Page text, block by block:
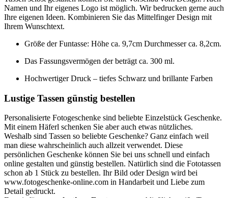
Namen und Ihr eigenes Logo ist möglich. Wir bedrucken gerne auch
Ihre eigenen Ideen. Kombinieren Sie das Mittelfinger Design mit
Ihrem Wunschtext.
Größe der Funtasse: Höhe ca. 9,7cm Durchmesser ca. 8,2cm.
Das Fassungsvermögen der beträgt ca. 300 ml.
Hochwertiger Druck – tiefes Schwarz und brillante Farben
Lustige Tassen günstig bestellen
Personalisierte Fotogeschenke sind beliebte Einzelstück Geschenke.
Mit einem Häferl schenken Sie aber auch etwas nützliches.
Weshalb sind Tassen so beliebte Geschenke? Ganz einfach weil
man diese wahrscheinlich auch allzeit verwendet. Diese
persönlichen Geschenke können Sie bei uns schnell und einfach
online gestalten und günstig bestellen. Natürlich sind die Fototassen
schon ab 1 Stück zu bestellen. Ihr Bild oder Design wird bei
www.fotogeschenke-online.com in Handarbeit und Liebe zum
Detail gedruckt.